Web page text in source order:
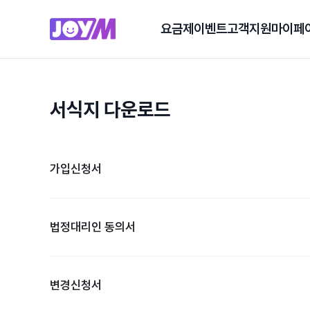
요금제 이벤트고객지원마이페
서식지 다운로드
가입신청서
법정대리인 동의서
변경신청서